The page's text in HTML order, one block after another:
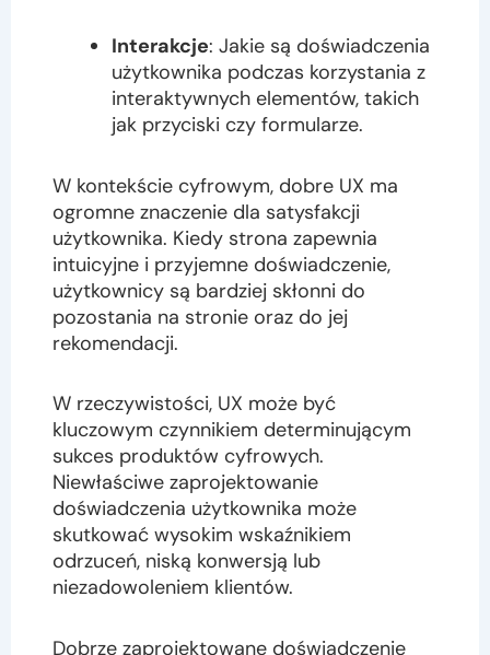
Interakcje: Jakie są doświadczenia
użytkownika podczas korzystania z
interaktywnych elementów, takich
jak przyciski czy formularze.
W kontekście cyfrowym, dobre UX ma
ogromne znaczenie dla satysfakcji
użytkownika. Kiedy strona zapewnia
intuicyjne i przyjemne doświadczenie,
użytkownicy są bardziej skłonni do
pozostania na stronie oraz do jej
rekomendacji.
W rzeczywistości, UX może być
kluczowym czynnikiem determinującym
sukces produktów cyfrowych.
Niewłaściwe zaprojektowanie
doświadczenia użytkownika może
skutkować wysokim wskaźnikiem
odrzuceń, niską konwersją lub
niezadowoleniem klientów.
Dobrze zaprojektowane doświadczenie